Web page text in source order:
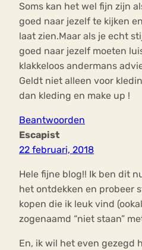
Soms kan het wel fijn zijn
goed naar jezelf te kijken
laat zien.Maar als je echt
goed naar jezelf moeten
klakkeloos andermans
Geldt niet alleen voor
dan kleding en make up !
Beantwoorden
Escapist
22 februari, 2018
Hele fijne blog!! Ik ben dit
het ontdekken en probeer
kopen die ik leuk vind
zogenaamd “niet staan”
En, ik wil het even gezegd